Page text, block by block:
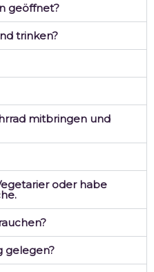
geöffnet?
trinken?
mitbringen und
oder habe
gelegen?